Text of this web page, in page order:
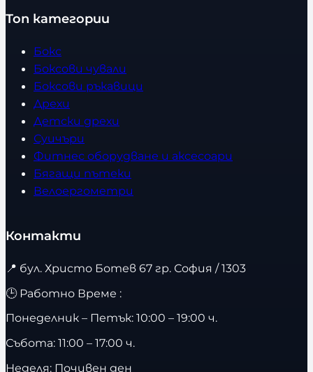
Топ категории
Бокс
Боксови чували
Боксови ръкавици
Дрехи
Детски дрехи
Суичъри
Фитнес оборудване и аксесоари
Бягащи пътеки
Велоергометри
Контакти
📍 бул. Христо Ботев 67 гр. София / 1303
🕒 Работно Време :
Понеделник – Петък: 10:00 – 19:00 ч.
Събота: 11:00 – 17:00 ч.
Неделя: Почивен ден